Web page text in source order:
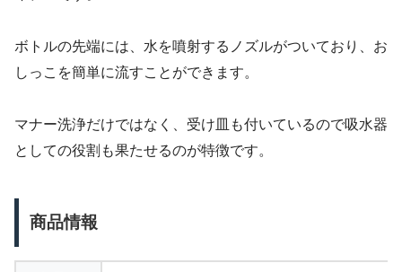
ボトルの先端には、水を噴射するノズルがついており、お
しっこを簡単に流すことができます。
マナー洗浄だけではなく、受け皿も付いているので吸水器
としての役割も果たせるのが特徴です。
商品情報